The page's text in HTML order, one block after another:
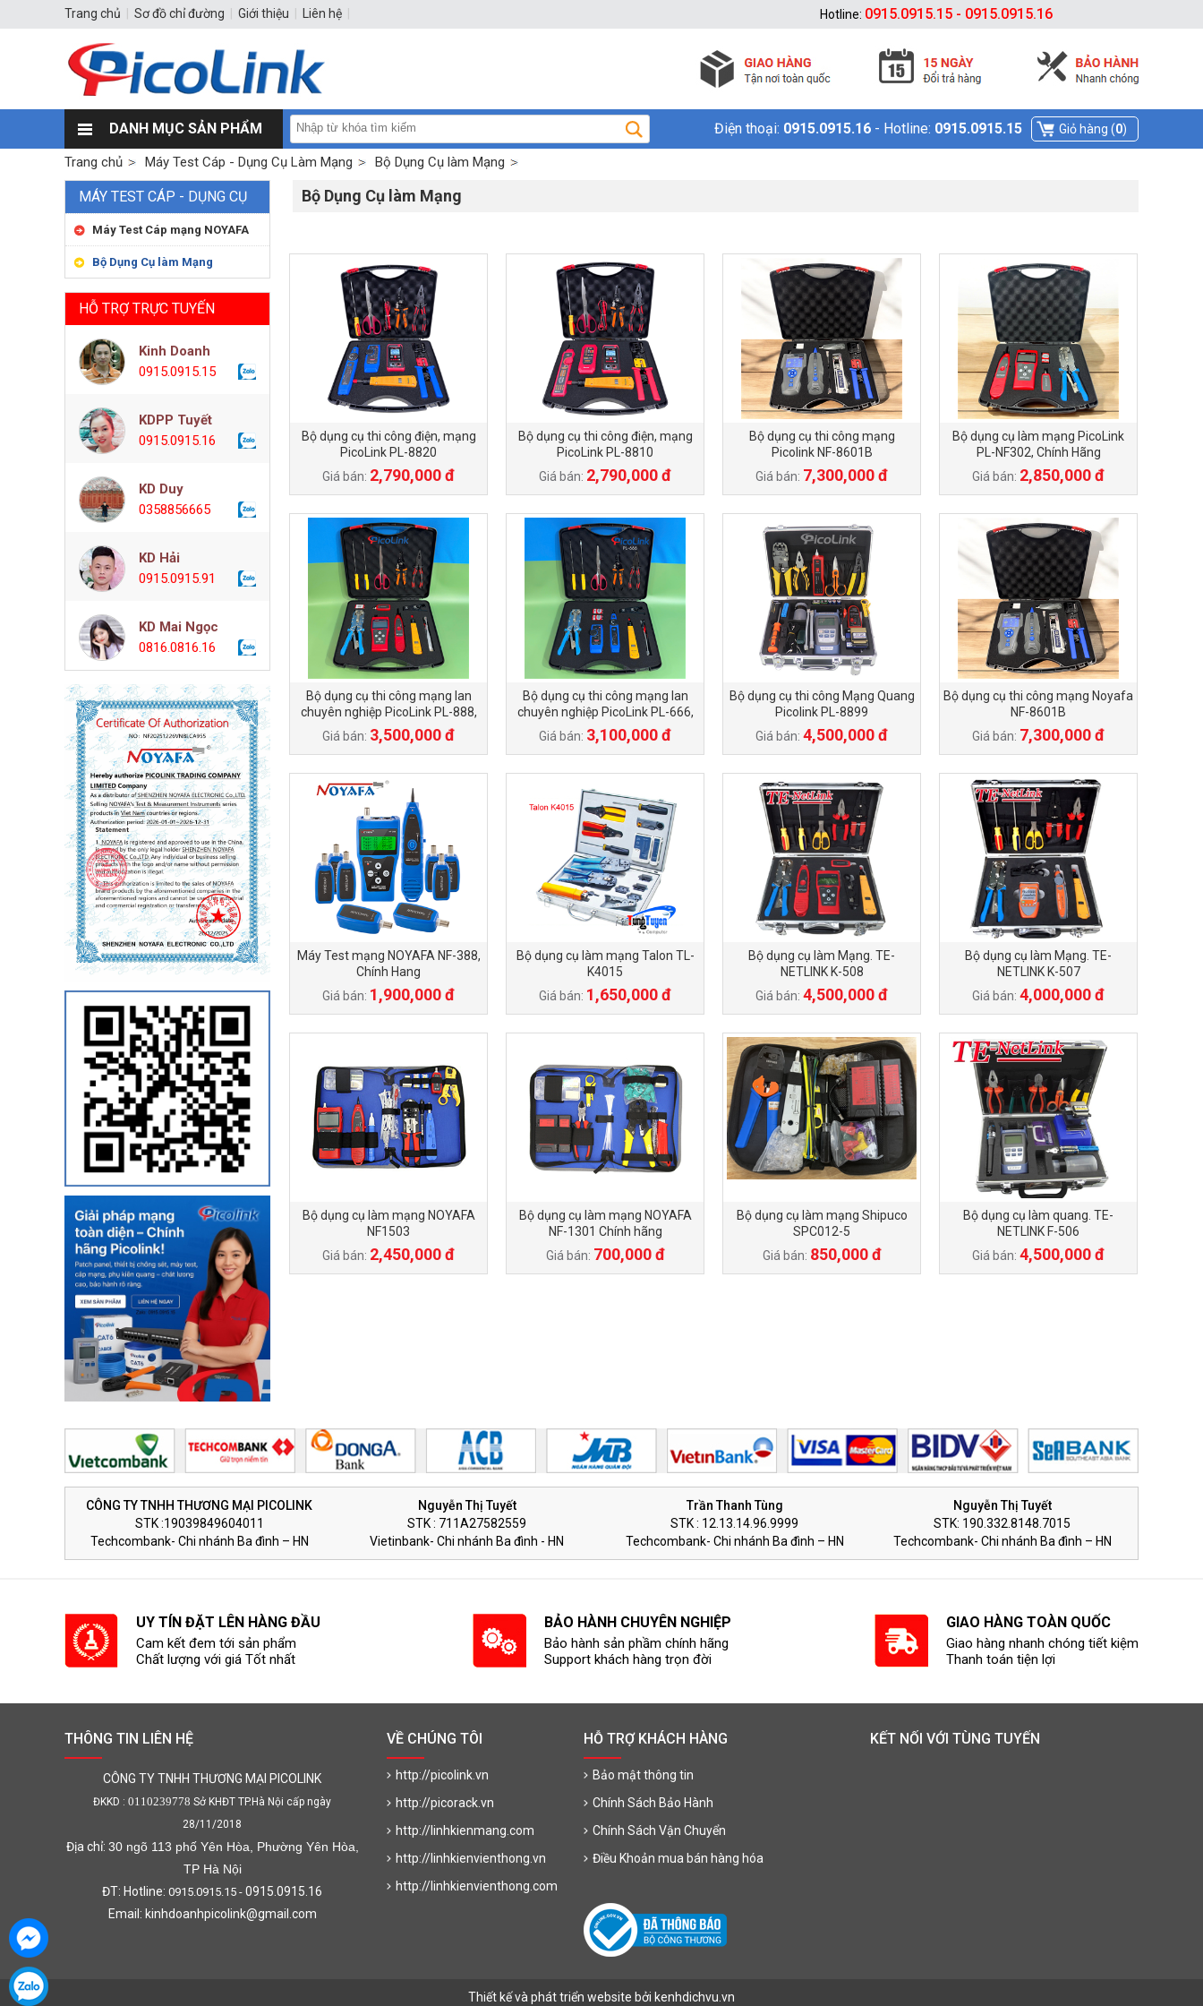
DANH MỤC SẢN PHẨM Điện thoại: 0915.0915.16 - Hotline: 0915.0915.15 Giỏ hàng (0)
Trang chủ Máy Test Cáp - Dụng Cụ Làm Mạng Bộ Dụng Cụ làm Mạng
MÁY TEST CÁP - DỤNG CỤ
LÀM MẠNG
Máy Test Cáp mạng NOYAFA
Bộ Dụng Cụ làm Mạng
HỖ TRỢ TRỰC TUYẾN
Kinh Doanh
0915.0915.15
KDPP Tuyết
0915.0915.16
KD Duy
0358856665
KD Hải
0915.0915.91
KD Mai Ngọc
0816.0816.16
Bộ Dụng Cụ làm Mạng
Bộ dụng cụ thi công điện, mạng
PicoLink PL-8820
Giá bán: 2,790,000 đ
Bộ dụng cụ thi công điện, mạng
PicoLink PL-8810
Giá bán: 2,790,000 đ
Bộ dụng cụ thi công mạng
Picolink NF-8601B
Giá bán: 7,300,000 đ
Bộ dụng cụ làm mạng PicoLink
PL-NF302, Chính Hãng
Giá bán: 2,850,000 đ
Bộ dụng cụ thi công mạng lan
chuyên nghiệp PicoLink PL-888,
Chính Hãng
Giá bán: 3,500,000 đ
Bộ dụng cụ thi công mạng lan
chuyên nghiệp PicoLink PL-666,
Chính Hãng
Giá bán: 3,100,000 đ
Bộ dụng cụ thi công Mạng Quang
Picolink PL-8899
Giá bán: 4,500,000 đ
Bộ dụng cụ thi công mạng Noyafa
NF-8601B
Giá bán: 7,300,000 đ
Máy Test mạng NOYAFA NF-388,
Chính Hang
Giá bán: 1,900,000 đ
Bộ dụng cụ làm mạng Talon TL-
K4015
Giá bán: 1,650,000 đ
Bộ dụng cụ làm Mạng. TE-
NETLINK K-508
Giá bán: 4,500,000 đ
Bộ dụng cụ làm Mạng. TE-
NETLINK K-507
Giá bán: 4,000,000 đ
Bộ dụng cụ làm mạng NOYAFA
NF1503
Giá bán: 2,450,000 đ
Bộ dụng cụ làm mạng NOYAFA
NF-1301 Chính hãng
Giá bán: 700,000 đ
Bộ dụng cụ làm mạng Shipuco
SPC012-5
Giá bán: 850,000 đ
Bộ dụng cụ làm quang. TE-
NETLINK F-506
Giá bán: 4,500,000 đ
CÔNG TY TNHH THƯƠNG MẠI PICOLINK
STK :19039849604011
Techcombank- Chi nhánh Ba đình – HN
Nguyễn Thị Tuyết
STK : 711A27582559
Vietinbank- Chi nhánh Ba đình - HN
Trần Thanh Tùng
STK : 12.13.14.96.9999
Techcombank- Chi nhánh Ba đình – HN
Nguyễn Thị Tuyết
STK: 190.332.8148.7015
Techcombank- Chi nhánh Ba đình – HN
UY TÍN ĐẶT LÊN HÀNG ĐẦU
Cam kết đem tới sản phẩm
Chất lượng với giá Tốt nhất
BẢO HÀNH CHUYÊN NGHIỆP
Bảo hành sản phầm chính hãng
Support khách hàng trọn đời
GIAO HÀNG TOÀN QUỐC
Giao hàng nhanh chóng tiết kiệm
Thanh toán tiện lợi
KẾT NỐI VỚI TÙNG TUYẾN
THÔNG TIN LIÊN HỆ
CÔNG TY TNHH THƯƠNG MẠI PICOLINK
ĐKKD : 0110239778 Sở KHĐT TP.Hà Nội cấp ngày
28/11/2018
Địa chỉ: 30 ngõ 113 phố Yên Hòa, Phường Yên Hòa,
TP Hà Nội
ĐT: Hotline: 0915.0915.15 - 0915.0915.16
Email: kinhdoanhpicolink@gmail.com
VỀ CHÚNG TÔI
http://picolink.vn
http://picorack.vn
http://linhkienmang.com
http://linhkienvienthong.vn
http://linhkienvienthong.com
HỖ TRỢ KHÁCH HÀNG
Bảo mật thông tin
Chính Sách Bảo Hành
Chính Sách Vận Chuyển
Điều Khoản mua bán hàng hóa
Thiết kế và phát triển website bởi kenhdichvu.vn
Trang chủ Sơ đồ chỉ đường Giới thiệu Liên hệ Hotline: 0915.0915.15 - 0915.0915.16